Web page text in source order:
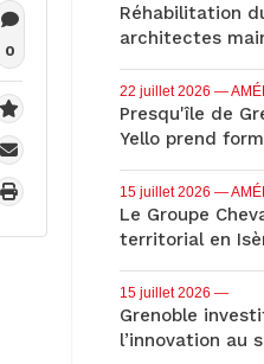
0
Réhabilitation
architectes
22 juillet 2026 —
Presqu'île de
Yello prend
15 juillet 2026 —
Le Groupe
territorial en
15 juillet 2026 —
Grenoble
l’innovation au